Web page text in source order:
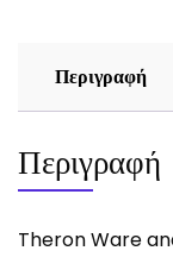
Περιγραφή
Περιγραφή
Theron Ware